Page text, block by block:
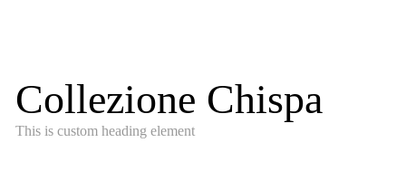
Collezione Chispa
This is custom heading element